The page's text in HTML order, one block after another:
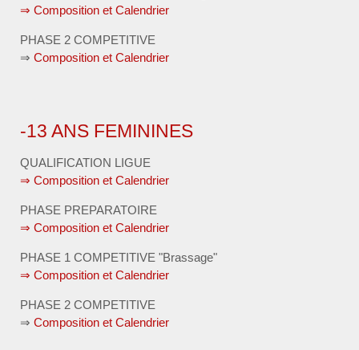
⇒ Composition et Calendrier
PHASE 2 COMPETITIVE
⇒ Composition et Calendrier
-13 ANS FEMININES
QUALIFICATION LIGUE
⇒ Composition et Calendrier
PHASE PREPARATOIRE
⇒ Composition et Calendrier
PHASE 1 COMPETITIVE "Brassage"
⇒ Composition et Calendrier
PHASE 2 COMPETITIVE
⇒ Composition et Calendrier